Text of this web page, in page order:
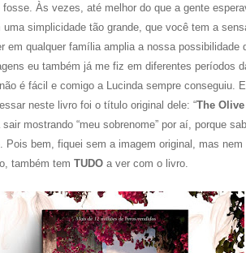
Às vezes, até melhor do que a gente
simplicidade tão grande, que você tem a
em qualquer família amplia a nossa
eu também já me fiz em diferentes períodos
é fácil e comigo a Lucinda sempre conseguiu.
neste livro foi o título original dele: “The Olive
mostrando “meu sobrenome” por aí, porque
Pois bem, fiquei sem a imagem original, mas nem
também tem TUDO a ver com o livro.